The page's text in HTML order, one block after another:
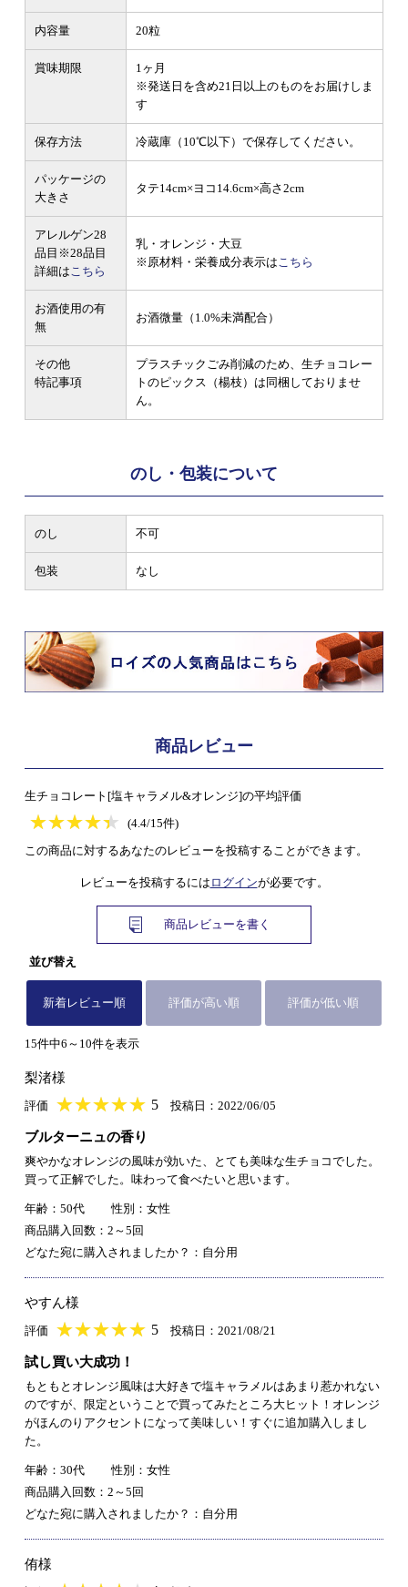
内容量 20粒
賞味期限
1ヶ月
※発送日を含め21日以上のものをお届けしま
す
保存方法 冷蔵庫（10℃以下）で保存してください。
パッケージの
大きさ
タテ14cm×ヨコ14.6cm×高さ2cm
アレルゲン28
品目 ※28品目
詳細はこちら
乳・オレンジ・大豆
※原材料・栄養成分表示はこちら
お酒使用の有
無
お酒微量（1.0%未満配合）
その他
特記事項
プラスチックごみ削減のため、生チョコレー
トのピックス（楊枝）は同梱しておりませ
ん。
のし・包装について
のし 不可
包装 なし
商品レビュー
生チョコレート[塩キャラメル&オレンジ]の平均評価
★★★★★
★★★★★
(4.4/15件)
この商品に対するあなたのレビューを投稿することができます。
レビューを投稿するには ログインが必要です。
商品レビューを書く
並び替え
新着レビュー順 評価が高い順 評価が低い順
15件中6～10件を表示
梨渚様
評価 ★★★★★
★★★★★ 5 投稿日：2022/06/05
ブルターニュの香り
爽やかなオレンジの風味が効いた、とても美味な生チョコでした。
買って正解でした。味わって食べたいと思います。
年齢：50代
性別：女性
商品購入回数：2～5回
どなた宛に購入されましたか？：自分用
やすん様
評価 ★★★★★
★★★★★ 5 投稿日：2021/08/21
試し買い大成功！
もともとオレンジ風味は大好きで塩キャラメルはあまり惹かれない
のですが、限定ということで買ってみたところ大ヒット！オレンジ
がほんのりアクセントになって美味しい！すぐに追加購入しまし
た。
年齢：30代
性別：女性
商品購入回数：2～5回
どなた宛に購入されましたか？：自分用
侑様